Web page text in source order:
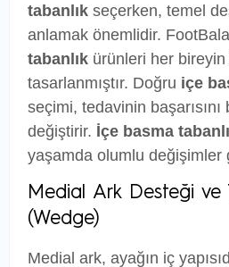
tabanlık seçerken, temel
anlamak önemlidir.
tabanlık ürünleri her bireyin
tasarlanmıştır. Doğru içe
seçimi, tedavinin başarısını
değiştirir. İçe basma
yaşamda olumlu değişimler
Medial Ark Desteği ve
(Wedge)
Medial ark, ayağın iç